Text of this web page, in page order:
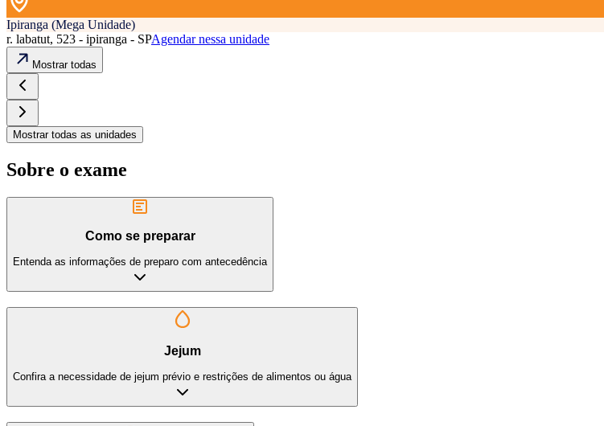
Ipiranga (Mega Unidade)
r. labatut, 523 - ipiranga - SPAgendar nessa unidade
Mostrar todas
Mostrar todas as unidades
Sobre o exame
Como se preparar
Entenda as informações de preparo com antecedência
Jejum
Confira a necessidade de jejum prévio e restrições de alimentos ou água